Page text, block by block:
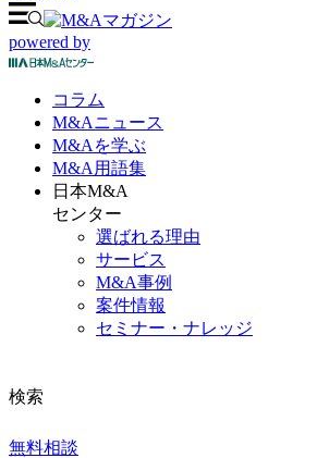
powered by
コラム
M&Aニュース
M&Aを学ぶ
M&A 用語集
日本M&A
センター
選ばれる理由
サービス
M&A事例
案件情報
セミナー・ナレッジ
検索
無料相談